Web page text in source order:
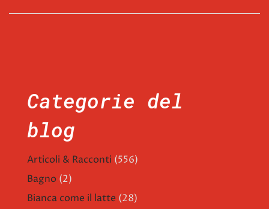
Categorie del
blog
Articoli & Racconti (556)
Bagno (2)
Bianca come il latte (28)